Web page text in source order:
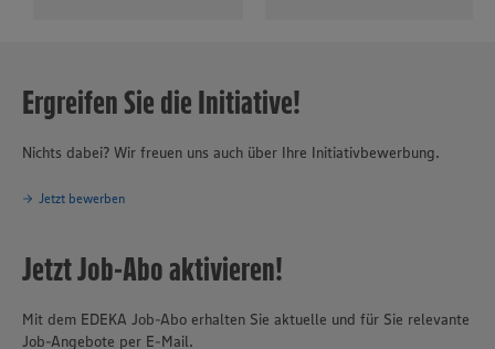
Ergreifen Sie die Initiative!
Nichts dabei? Wir freuen uns auch über Ihre Initiativbewerbung.
Jetzt bewerben
Jetzt Job-Abo aktivieren!
Mit dem EDEKA Job-Abo erhalten Sie aktuelle und für Sie relevante
Job-Angebote per E-Mail.